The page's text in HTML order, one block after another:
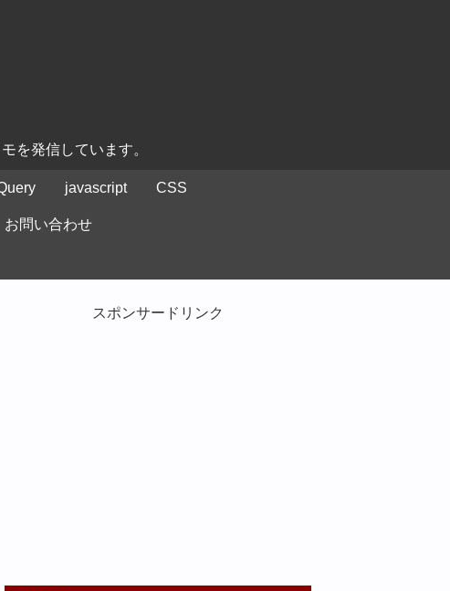
を発信しています。
javascript CSS
お問い合わせ
スポンサードリンク